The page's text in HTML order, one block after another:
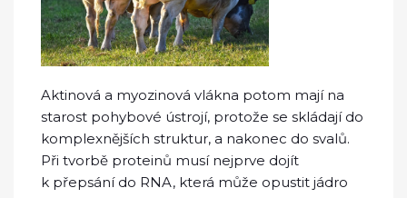
Aktinová a myozinová vlákna potom mají na
starost pohybové ústrojí, protože se skládají do
komplexnějších struktur, a nakonec do svalů.
Při tvorbě proteinů musí nejprve dojít
k přepsání do RNA, která může opustit jádro